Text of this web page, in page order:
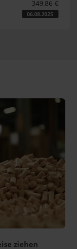
349,86 €
06.08.2025
ziehen